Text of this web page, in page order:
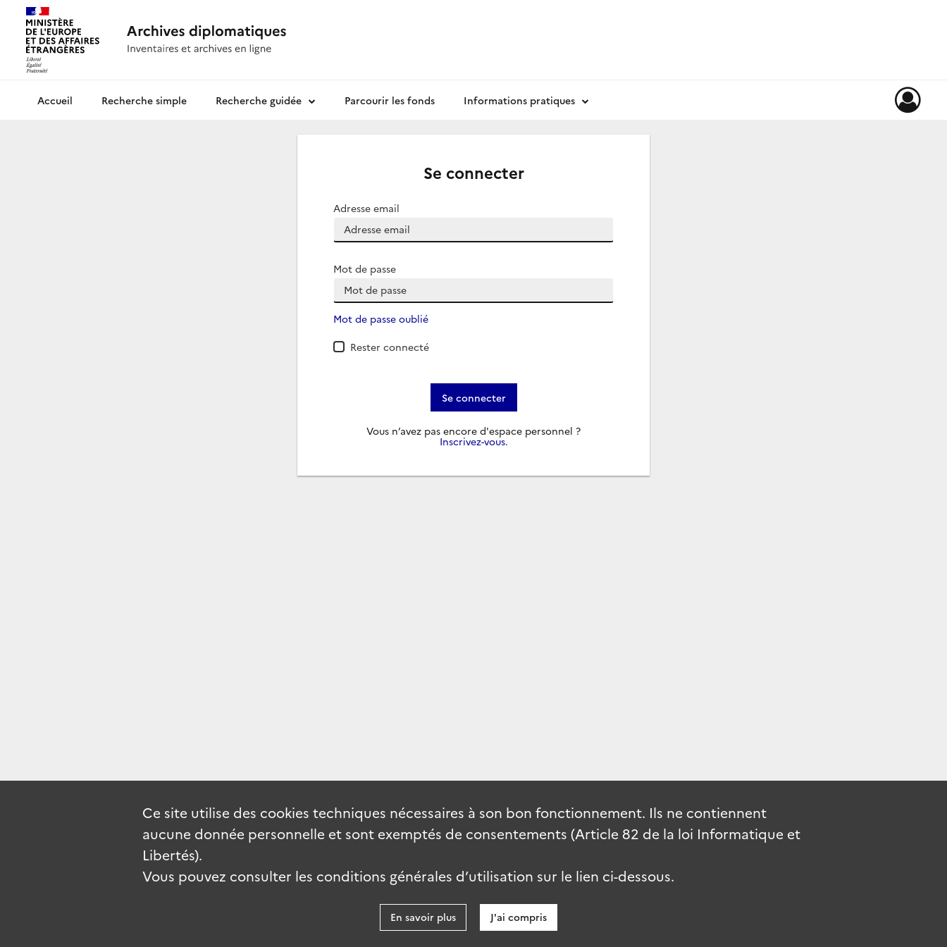
Archives diplomatiquesRecherche simple Recherche guidée Parcourir les fonds Informations pratiques
Se connecter
Adresse email
Mot de passe
Mot de passe oublié
Rester connecté
Se connecter
Vous n’avez pas encore d'espace personnel ?
Inscrivez-vous.
Ce site utilise des cookies techniques nécessaires à son bon fonctionnement. Ils ne contiennent
aucune donnée personnelle et sont exemptés de consentements (Article 82 de la loi Informatique et
Libertés).
Vous pouvez consulter les conditions générales d’utilisation sur le lien ci-dessous.
En savoir plus J'ai compris